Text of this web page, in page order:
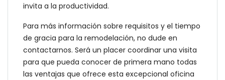
invita a la productividad.
Para más información sobre requisitos y el tiempo
de gracia para la remodelación, no dude en
contactarnos. Será un placer coordinar una visita
para que pueda conocer de primera mano todas
las ventajas que ofrece esta excepcional oficina